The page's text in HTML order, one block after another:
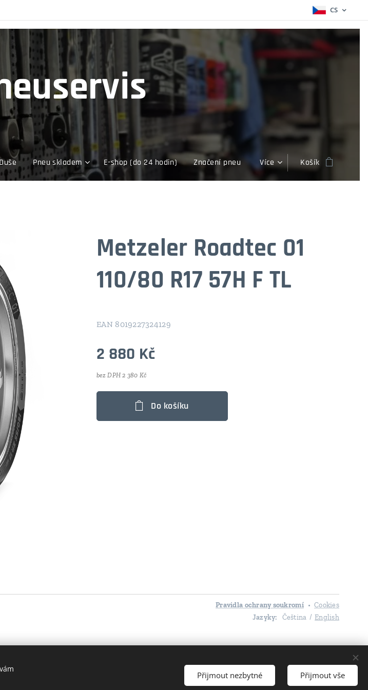
CS
Duše Pneu skladem E-shop (do 24 hodin) Značení pneu Více Košík
Metzeler Roadtec 01
110/80 R17 57H F TL
EAN 8019227324129
2 880 Kč
bez DPH 2 380 Kč
Do košíku
Pravidla ochrany soukromí
Cookies
Jazyky
Čeština English
Přijmout nezbytné Přijmout vše